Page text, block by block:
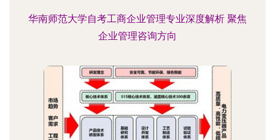
华南师范大学自考工商企业管理专业深度解析 聚焦
企业管理咨询方向